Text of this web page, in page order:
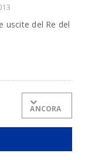
uscite del Re del
ANCORA